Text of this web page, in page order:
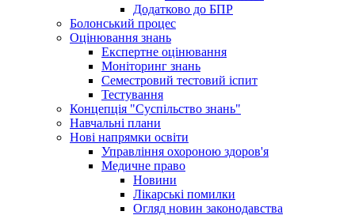
Додатково до БПР
Болонський процес
Оцінювання знань
Експертне оцінювання
Моніторинг знань
Семестровий тестовий іспит
Тестування
Концепція "Суспільство знань"
Навчальні плани
Нові напрямки освіти
Управління охороною здоров'я
Медичне право
Новини
Лікарські помилки
Огляд новин законодавства